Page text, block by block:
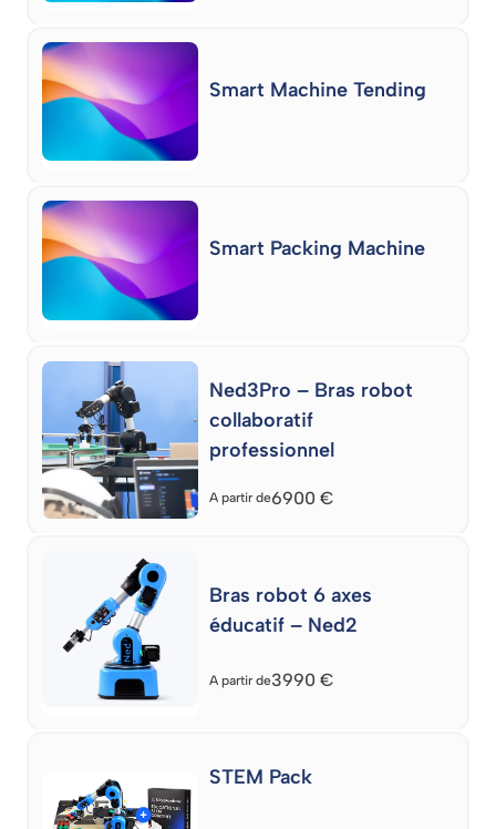
Smart Machine Tending
Smart Packing Machine
Ned3Pro – Bras robot
collaboratif
professionnel
A partir de6900€
Bras robot 6 axes
éducatif – Ned2
A partir de3990€
STEM Pack